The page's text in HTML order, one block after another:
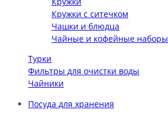
Кружки с ситечком
Чашки и блюдца
Чайные и кофейные наборы
Турки
Фильтры для очистки воды
Чайники
Посуда для хранения